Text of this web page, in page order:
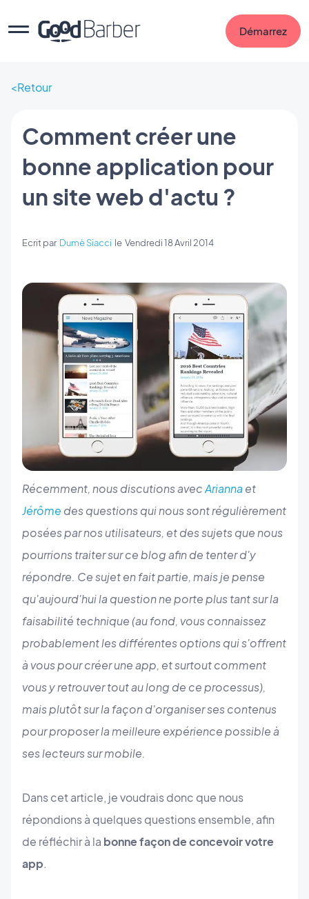
Démarrez
Retour
Comment créer une
bonne application pour
un site web d'actu ?
Ecrit par Dumè Siacci le Vendredi 18 Avril 2014
Récemment, nous discutions avecAriannaet
Jérôme des questions qui nous sont régulièrement
posées par nos utilisateurs, et des sujets que nous
pourrions traiter sur ce blog afin de tenter d'y
répondre. Ce sujet en fait partie, mais je pense
qu'aujourd'hui la question ne porte plus tant sur la
faisabilité technique (au fond, vous connaissez
probablement les différentes options qui s'offrent
à vous pour créer une app, et surtout comment
vous y retrouver tout au long de ce processus),
mais plutôt sur la façon d'organiser ses contenus
pour proposer la meilleure expérience possible à
ses lecteurs sur mobile.
Dans cet article, je voudrais donc que nous
répondions à quelques questions ensemble, afin
de réfléchir à la bonne façon de concevoir votre
app.